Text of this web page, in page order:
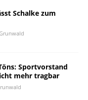
Schalke zum
Sportvorstand
mehr tragbar